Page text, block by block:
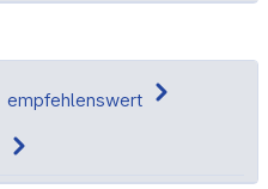
empfehlenswert